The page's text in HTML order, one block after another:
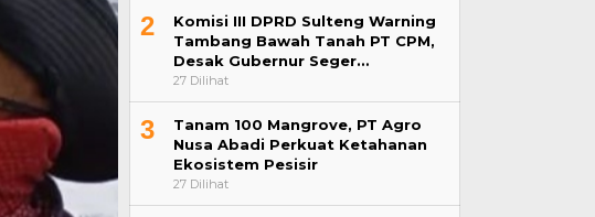
2
Komisi III DPRD Sulteng Warning
Tambang Bawah Tanah PT CPM,
Desak Gubernur Seger…
27 Dilihat
3
Tanam 100 Mangrove, PT Agro
Nusa Abadi Perkuat Ketahanan
Ekosistem Pesisir
27 Dilihat